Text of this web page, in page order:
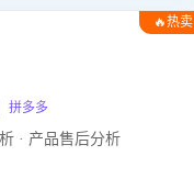
🔥热卖
多多
· 产品售后分析